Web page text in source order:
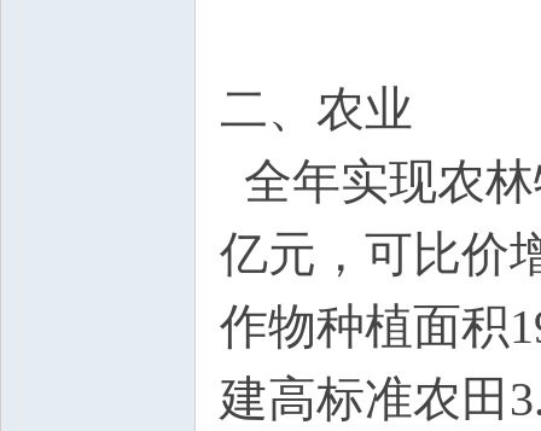
二、农业
全年实现农
亿元，可比价
作物种植面积
建高标准农田